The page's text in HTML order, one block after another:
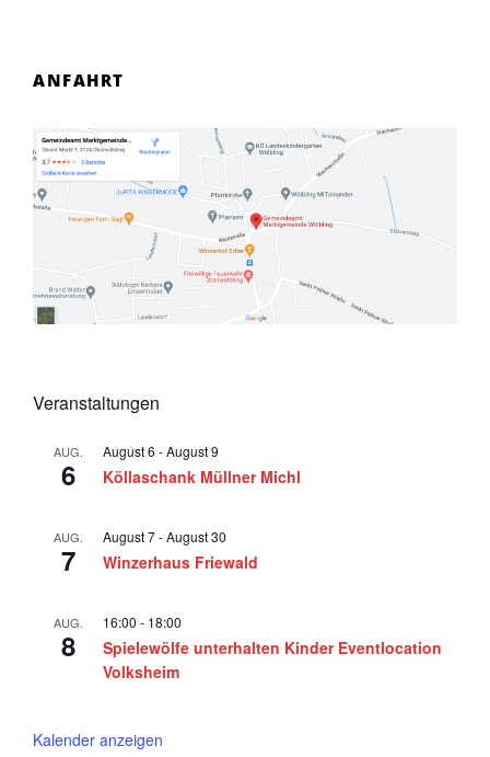
ANFAHRT
Veranstaltungen
AUG.
6
August 6 -August 9
Köllaschank Müllner Michl
AUG.
7
August 7-August 30
Winzerhaus Friewald
AUG.
8
16:00 - 18:00
Spielewölfe unterhalten Kinder Eventlocation
Volksheim
Kalender anzeigen